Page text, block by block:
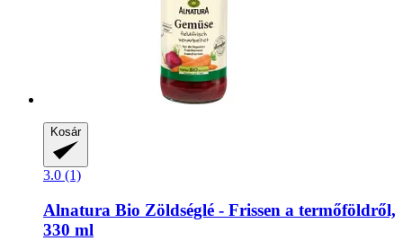
Kosár
3.0 (1)
Alnatura Bio Zöldséglé -​ Frissen a termőföldről,
330 ml